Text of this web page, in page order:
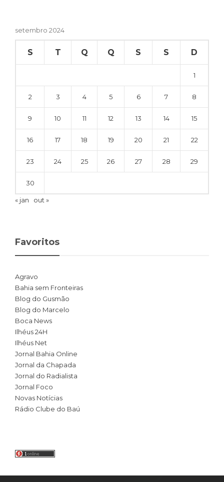
setembro 2024
S T Q Q S S D
1
2 3 4 5 6 7 8
9 10 11 12 13 14 15
16 17 18 19 20 21 22
23 24 25 26 27 28 29
30
« jan out »
Favoritos
Agravo
Bahia sem Fronteiras
Blog do Gusmão
Blog do Marcelo
Boca News
Ilhéus 24H
Ilhéus Net
Jornal Bahia Online
Jornal da Chapada
Jornal do Radialista
Jornal Foco
Novas Notícias
Rádio Clube do Baú